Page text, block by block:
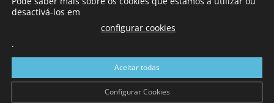
SOBRE NÓS
Com sede nas Caldas da Rainha e mais de 90 anos de
a sul de distrito de Leiria, com mais de 40.000 leitores por
toda a região Oeste. Jornal com distribuição em Portugal
Continental e assinatura online.
desactivá-los em
configurar cookies
.
Aceitar todas
Configurar Cookies